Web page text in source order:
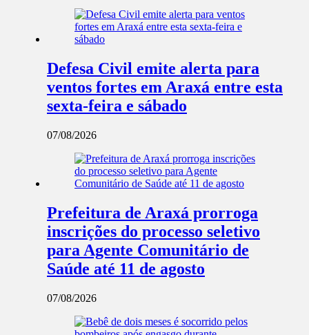
Defesa Civil emite alerta para
ventos fortes em Araxá entre esta
sexta-feira e sábado
07/08/2026
Prefeitura de Araxá prorroga
inscrições do processo seletivo
para Agente Comunitário de
Saúde até 11 de agosto
07/08/2026